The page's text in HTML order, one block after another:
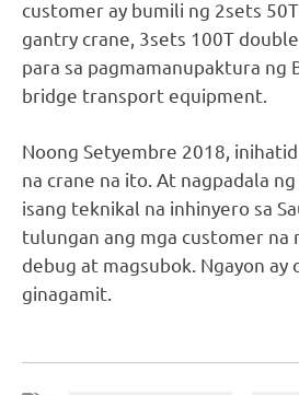
customer ay bumili ng 2sets
gantry crane, 3sets 100T
para sa pagmamanupaktura ng
bridge transport equipment.
Noong Setyembre 2018,
na crane na ito. At nagpadala
isang teknikal na inhinyero sa
tulungan ang mga customer na
debug at magsubok. Ngayon ay
ginagamit.